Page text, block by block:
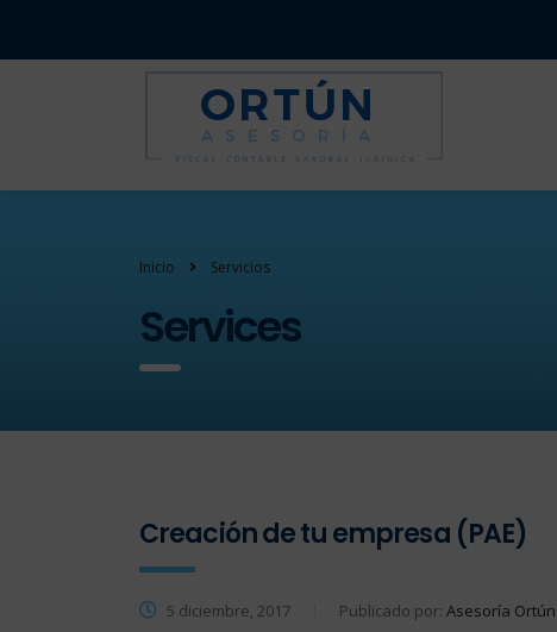
Inicio Servicios
Services
Creación de tu empresa (PAE)
5 diciembre, 2017 Publicado por: Asesoría Ortún